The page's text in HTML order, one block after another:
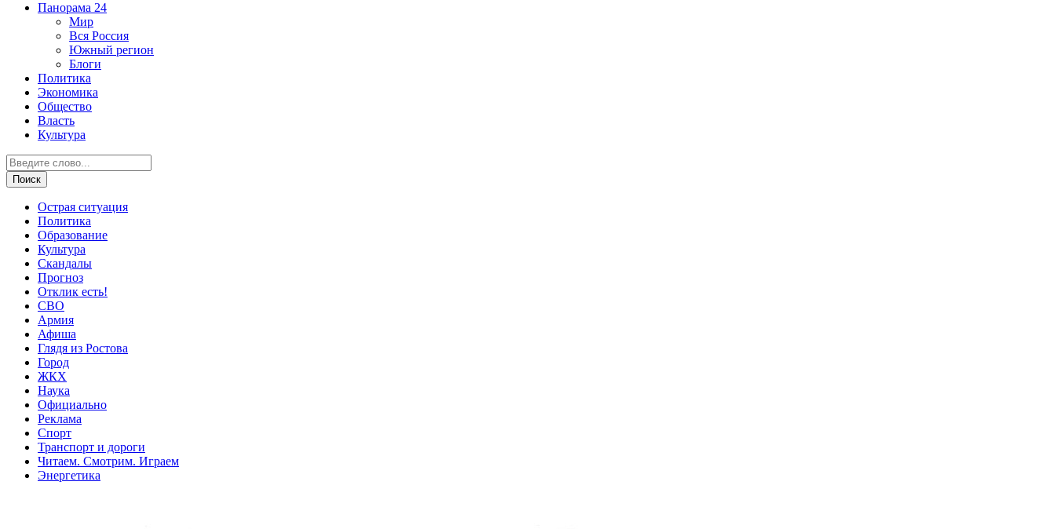
Панорама 24
Мир
Вся Россия
Южный регион
Блоги
Политика
Экономика
Общество
Власть
Культура
Острая ситуация
Политика
Образование
Культура
Скандалы
Прогноз
Отклик есть!
СВО
Армия
Афиша
Глядя из Ростова
Город
ЖКХ
Наука
Официально
Реклама
Спорт
Транспорт и дороги
Читаем. Смотрим. Играем
Энергетика